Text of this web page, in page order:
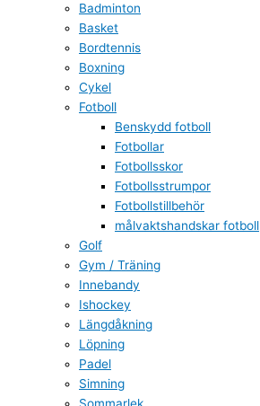
Badminton
Basket
Bordtennis
Boxning
Cykel
Fotboll
Benskydd fotboll
Fotbollar
Fotbollsskor
Fotbollsstrumpor
Fotbollstillbehör
målvaktshandskar fotboll
Golf
Gym / Träning
Innebandy
Ishockey
Längdåkning
Löpning
Padel
Simning